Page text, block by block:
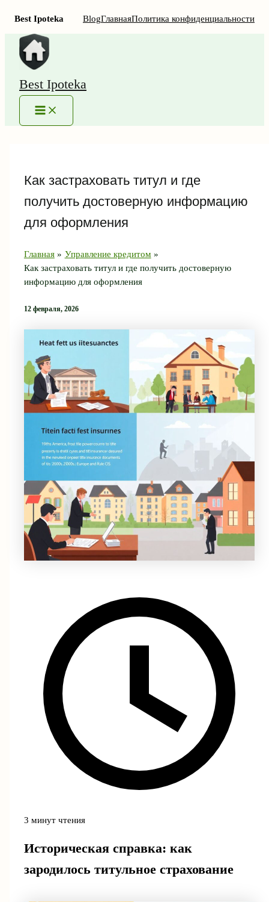
Best Ipoteka BlogГлавнаяПолитика конфиденциальности
Перейти
содержимому
Best Ipoteka
MAIN
MENU
Как застраховать титул и где
получить достоверную информацию
для оформления
Главная
Управление кредитом
Как застраховать титул и где получить достоверную
информацию для оформления
12 февраля, 2026
3 минут чтения
Историческая справка: как
зародилось титульное страхование